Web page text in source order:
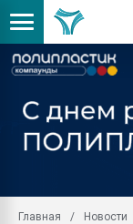
Главная
Новости